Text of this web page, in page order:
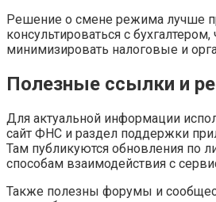
Решение о смене режима лучше
консультироваться с бухгалтером,
минимизировать налоговые и
Полезные ссылки и
Для актуальной информации
сайт ФНС и раздел поддержки
Там публикуются обновления по
способам взаимодействия с
Также полезны форумы и